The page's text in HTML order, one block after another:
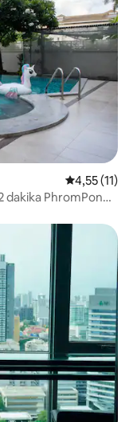
5 üzerinden
4,55 (11)
dakika PhromPong